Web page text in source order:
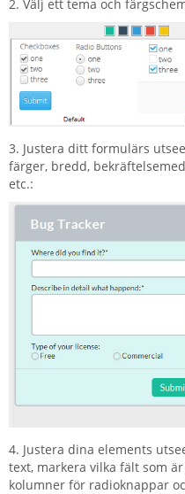
2. Välj ett tema och
3. Justera ditt formulärs
färger, bredd,
etc.:
4. Justera dina elements
text, markera vilka fält som
kolumner för radioknappar